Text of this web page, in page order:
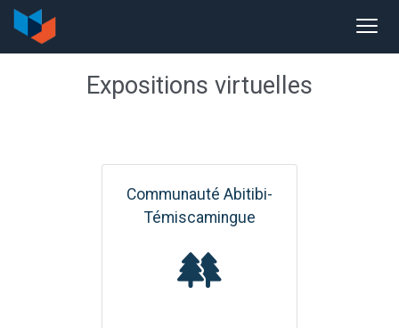
Expositions virtuelles
Communauté Abitibi-
Témiscamingue